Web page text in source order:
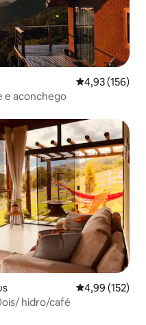
4,93 de uma
4,93 (156)
e aconchego
hóspedes
4,99 de uma
4,99 (152)
hidro/café